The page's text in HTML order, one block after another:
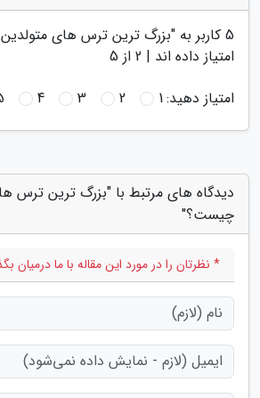
5 کاربر به "بزرگ ترین ترس های
امتیاز داده اند | 2 از 5
امتیاز دهید:1
2
3
4
دیدگاه های مرتبط با "بزرگ ترین ترس
چیست؟"
* نظرتان را در مورد این مقاله با ما درمیان